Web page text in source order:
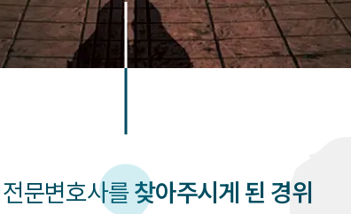
전문변호사를찾아주시게 된 경위